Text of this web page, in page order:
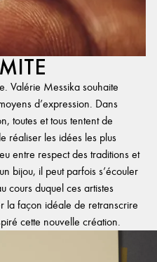
Valérie Messika souhaite
d’expression. Dans
toutes et tous tentent de
réaliser les idées les plus
entre respect des traditions et
bijou, il peut parfois s’écouler
cours duquel ces artistes
la façon idéale de retranscrire
cette nouvelle création.